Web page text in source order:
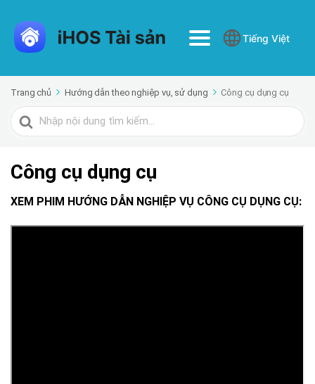
Tiếng Việt
Trang chủ Hướng dẫn theo nghiệp vụ, sử dụng Công cụ dụng cụ
Tìm
kiếm
Công cụ dụng cụ
XEM PHIM HƯỚNG DẪN NGHIỆP VỤ CÔNG CỤ DỤNG CỤ: